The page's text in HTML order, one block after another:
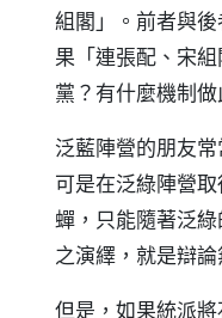
組閣」。前者與
果「連張配、宋
黨？有什麼機制做
泛藍陣營的朋友
可是在泛綠陣營
蟬，只能隨著泛
之演繹，就是辯
但是，如果統派